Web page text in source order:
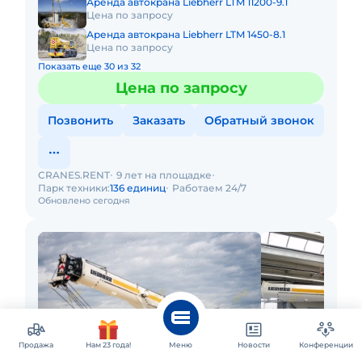
Цена по запросу
Аренда автокрана Liebherr LTM 1450-8.1
Цена по запросу
Показать еще 30 из 32
Цена по запросу
Позвонить Заказать Обратный звонок
Обновлено сегодня
CRANES.RENT 9 лет на площадке
Парк техники:136 единиц Работаем 24/7
Продажа Нам 23 года! Меню Новости Конференции